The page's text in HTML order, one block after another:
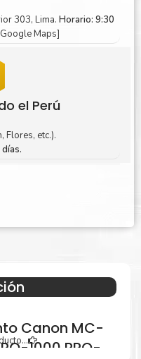
303, Lima. Horario: 9:30
Maps]
el Perú
Flores, etc.).
Canon MC-
1000 PRO-